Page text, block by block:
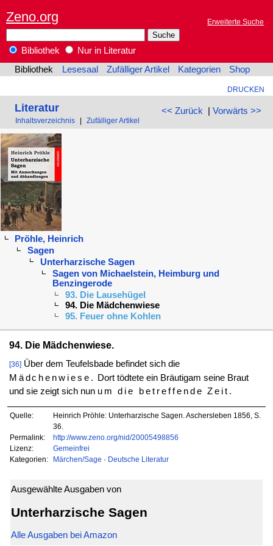
Zeno.org Erweiterte Suche
Bibliothek
Nur in Literatur
Bibliothek
Lesesaal Zufälliger Artikel Kategorien Shop
DRUCKEN
<< Zurück | Vorwärts >>
Literatur
Inhaltsverzeichnis Zufälliger Artikel
Pröhle, Heinrich
Sagen
Unterharzische Sagen
Sagen von Michaelstein, Heimburg und
Benzingerode
93. Die Lausehügel
94. Die Mädchenwiese
95. Feuer ohne Kohlen
94. Die Mädchenwiese.
[36]Über dem Teufelsbade befindet sich die
Mädchenwiese. Dort tödtete ein Bräutigam seine Braut
und sie zeigt sich nun um die betreffende Zeit.
Quelle:
Heinrich Pröhle: Unterharzische Sagen. Aschersleben 1856, S.
36.
Permalink:
http://www.zeno.org/nid/20005498856
Lizenz:
Gemeinfrei
Kategorien:
Märchen/Sage · Deutsche Literatur
Ausgewählte Ausgaben von
Unterharzische Sagen
Alle Ausgaben bei Amazon